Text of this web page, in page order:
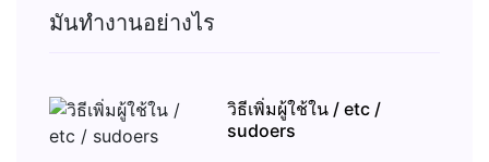
มันทำงานอย่างไร
วิธีเพิ่มผู้ใช้ใน / etc /
sudoers